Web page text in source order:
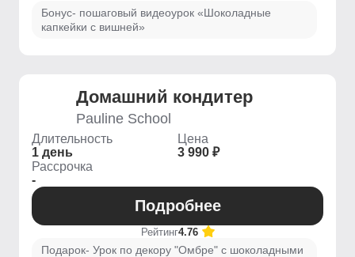
Бонус- пошаговый видеоурок «Шоколадные
капкейки с вишней»
Домашний кондитер
Pauline School
Длительность
1 день
Цена
3 990 ₽
Рассрочка
-
Подробнее
Рейтинг4.76
Подарок- Урок по декору "Омбре" с шоколадными